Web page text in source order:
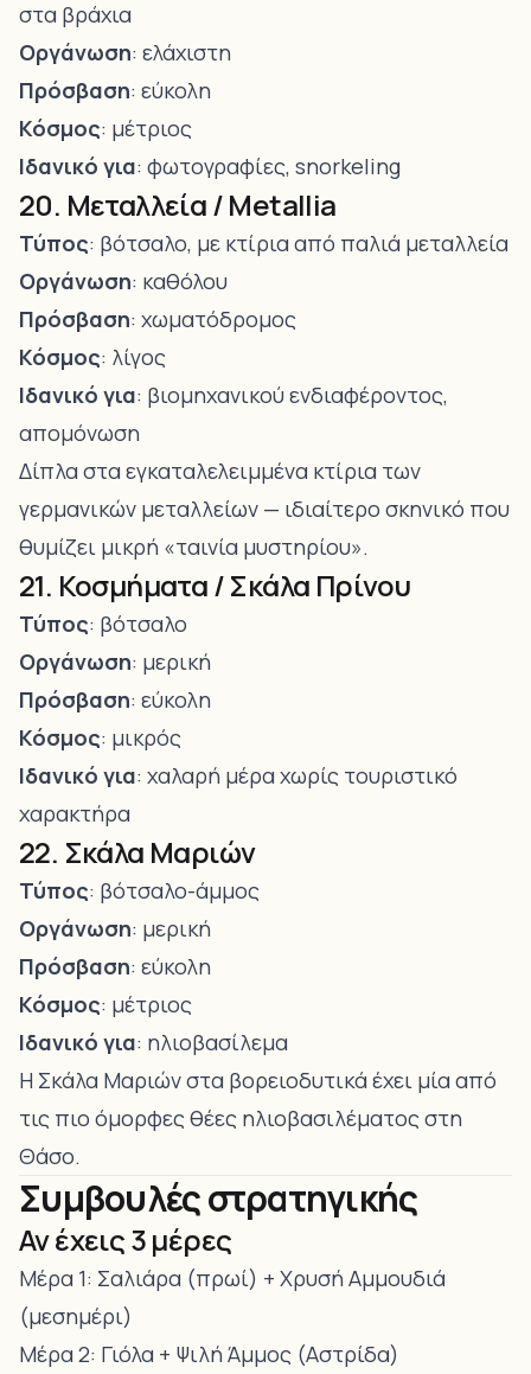
στα βράχια
Οργάνωση: ελάχιστη
Πρόσβαση: εύκολη
Κόσμος: μέτριος
Ιδανικό για: φωτογραφίες, snorkeling
20. Μεταλλεία / Metallia
Τύπος: βότσαλο, με κτίρια από παλιά μεταλλεία
Οργάνωση: καθόλου
Πρόσβαση: χωματόδρομος
Κόσμος: λίγος
Ιδανικό για: βιομηχανικού ενδιαφέροντος,
απομόνωση
Δίπλα στα εγκαταλελειμμένα κτίρια των
γερμανικών μεταλλείων — ιδιαίτερο σκηνικό που
θυμίζει μικρή «ταινία μυστηρίου».
21. Κοσμήματα / Σκάλα Πρίνου
Τύπος: βότσαλο
Οργάνωση: μερική
Πρόσβαση: εύκολη
Κόσμος: μικρός
Ιδανικό για: χαλαρή μέρα χωρίς τουριστικό
χαρακτήρα
22. Σκάλα Μαριών
Τύπος: βότσαλο-άμμος
Οργάνωση: μερική
Πρόσβαση: εύκολη
Κόσμος: μέτριος
Ιδανικό για: ηλιοβασίλεμα
Η Σκάλα Μαριών στα βορειοδυτικά έχει μία από
τις πιο όμορφες θέες ηλιοβασιλέματος στη
Θάσο.
Συμβουλές στρατηγικής
Αν έχεις 3 μέρες
Μέρα 1: Σαλιάρα (πρωί) + Χρυσή Αμμουδιά
(μεσημέρι)
Μέρα 2: Γιόλα + Ψιλή Άμμος (Αστρίδα)